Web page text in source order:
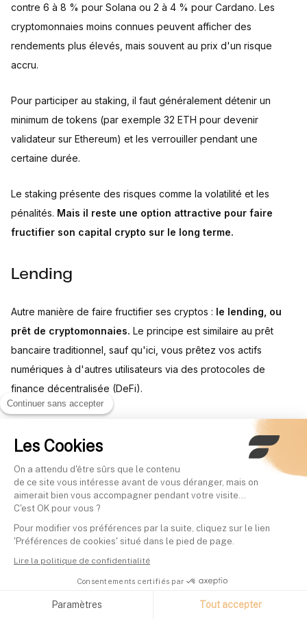
Continuer sans accepter
Les Cookies
On a attendu d'être sûrs que le contenu
de ce site vous intéresse avant de vous déranger, mais on
aimerait bien vous accompagner pendant votre visite...
C'est OK pour vous ?
Pour modifier vos préférences par la suite, cliquez sur le lien
'Préférences de cookies' situé dans le pied de page.
Lire la politique de confidentialité
Consentements certifiés par
Paramètres Tout accepter
contre 6 à 8 % pour Solana ou 2 à 4 % pour Cardano. Les
cryptomonnaies moins connues peuvent afficher des
rendements plus élevés, mais souvent au prix d'un risque
accru.
Pour participer au staking, il faut généralement détenir un
minimum de tokens (par exemple 32 ETH pour devenir
validateur sur Ethereum) et les verrouiller pendant une
certaine durée.
Le staking présente des risques comme la volatilité et les
pénalités. Mais il reste une option attractive pour faire
fructifier son capital crypto sur le long terme.
Lending
Autre manière de faire fructifier ses cryptos : le lending, ou
prêt de cryptomonnaies. Le principe est similaire au prêt
bancaire traditionnel, sauf qu'ici, vous prêtez vos actifs
numériques à d'autres utilisateurs via des protocoles de
finance décentralisée (DeFi).
Les plateformes de lending comme Aave ou Compound
fonctionnent avec des pools de liquidité : les prêteurs
déposent leurs actifs dans ces réserves communes, dans
lesquelles les emprunteurs peuvent puiser moyennant le
paiement d'intérêts. Les taux d'intérêt, généralement plus
de l'offre et de la demande pour chaque crypto.
En prêtant vos cryptos inutilisées, vous pouvez générer un
Les gains sont versés dans la crypto